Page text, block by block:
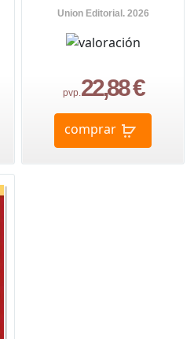
Union Editorial. 2026
pvp. 22,88 €
comprar